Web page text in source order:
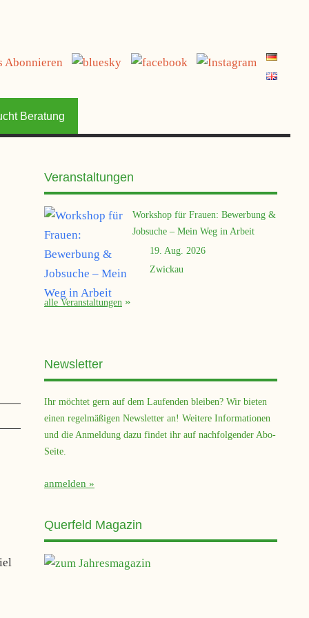
Beratung
Veranstaltungen
Workshop für Frauen: Bewerbung &
Jobsuche – Mein Weg in Arbeit
19. Aug. 2026
Zwickau
alle Veranstaltungen
Newsletter
Ihr möchtet gern auf dem Laufenden bleiben? Wir bieten
einen regelmäßigen Newsletter an! Weitere Informationen
und die Anmeldung dazu findet ihr auf nachfolgender Abo-
Seite.
anmelden
Querfeld Magazin